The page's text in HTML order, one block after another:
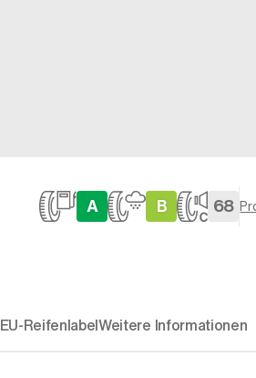
EU-ReifenlabelWeitere Informationen
A B 68